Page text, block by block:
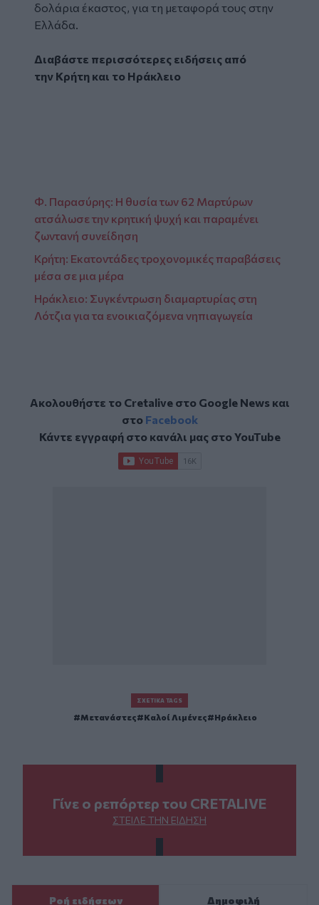
δολάρια έκαστος, για τη μεταφορά τους στην
Ελλάδα.
Διαβάστε περισσότερες ειδήσεις από
την Κρήτη και το Ηράκλειο
Φ. Παρασύρης: Η θυσία των 62 Μαρτύρων
ατσάλωσε την κρητική ψυχή και παραμένει
ζωντανή συνείδηση
Κρήτη: Εκατοντάδες τροχονομικές παραβάσεις
μέσα σε μια μέρα
Ηράκλειο: Συγκέντρωση διαμαρτυρίας στη
Λότζια για τα ενοικιαζόμενα νηπιαγωγεία
Ακολουθήστε το Cretalive στο Google Newsκαι
στο Facebook
Κάντε εγγραφή στο κανάλι μας στοYouTube
ΣΧΕΤΙΚΆ TAGS
Μετανάστες Καλοί Λιμένες Ηράκλειο
Γίνε ο ρεπόρτερ του CRETALIVE
ΣΤΕΊΛΕ ΤΗΝ ΕΊΔΗΣΗ
Ροή ειδήσεων Δημοφιλή